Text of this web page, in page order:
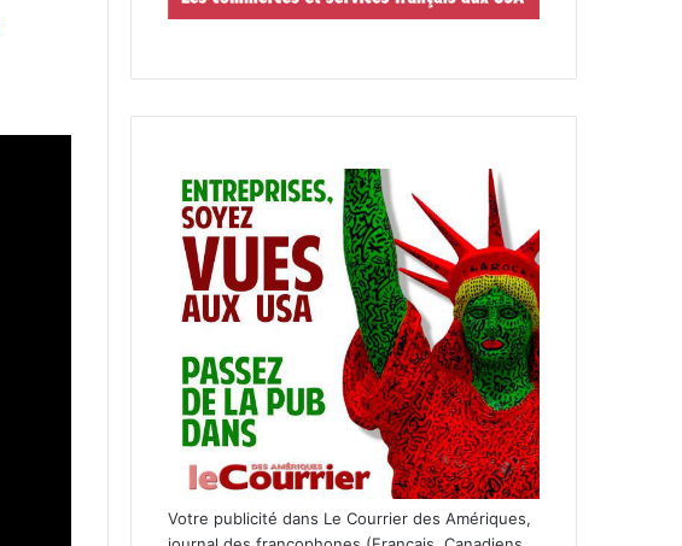
Votre publicité dans Le Courrier des Amériques,